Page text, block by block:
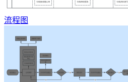
流程图